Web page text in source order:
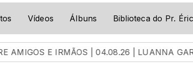
Vídeos Álbuns Biblioteca do Pr.
IRMÃOS | 04.08.26 | LUANNA GARCIA